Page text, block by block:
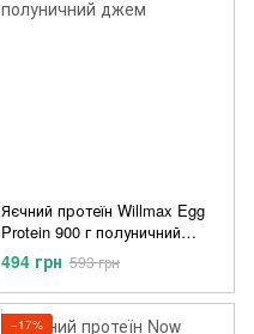
Яєчний протеїн Willmax Egg
Protein 900 г полуничний
джем
494 грн 593 грн
−17%